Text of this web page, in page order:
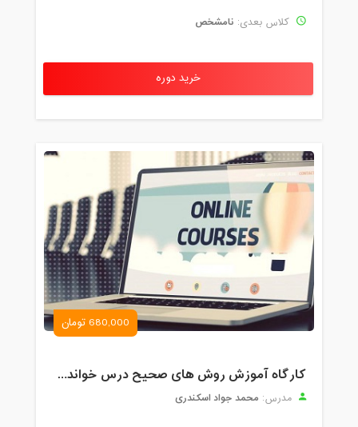
کلاس بعدی: نامشخص
خرید دوره
680,000 تومان
کارگاه آموزش روش های صحیح درس خواندن همراه با یادگیری بدون فراموشی
مدرس: محمد جواد اسکندری